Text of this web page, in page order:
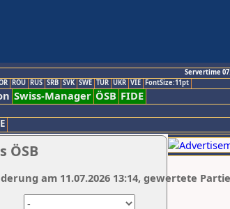
Servertime
ROU RUS SRB SVK SWE TUR UKR VIE FontSize:11pt
Swiss-Manager ÖSB FIDE
ÖSB
am 11.07.2026 13:14, gewertete